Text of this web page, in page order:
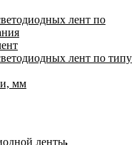
лент по
лент по типу
мм
ленты